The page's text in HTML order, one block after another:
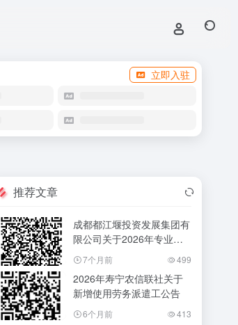
立即入驻
推荐文章
成都都江堰投资发展集团有
限公司关于2026年专业技
能岗位人员招聘的公告
7个月前 499
2026年寿宁农信联社关于
新增使用劳务派遣工公告
6个月前 413